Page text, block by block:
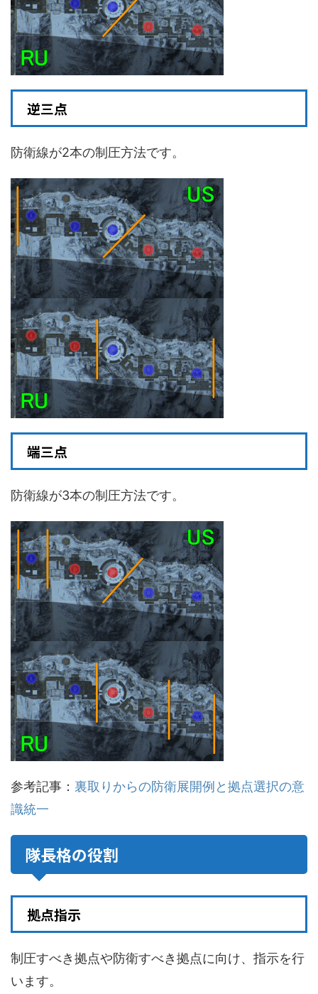
逆三点
防衛線が2本の制圧方法です。
端三点
防衛線が3本の制圧方法です。
参考記事： 裏取りからの防衛展開例と拠点選択の意
識統一
隊長格の役割
拠点指示
制圧すべき拠点や防衛すべき拠点に向け、指示を行
います。